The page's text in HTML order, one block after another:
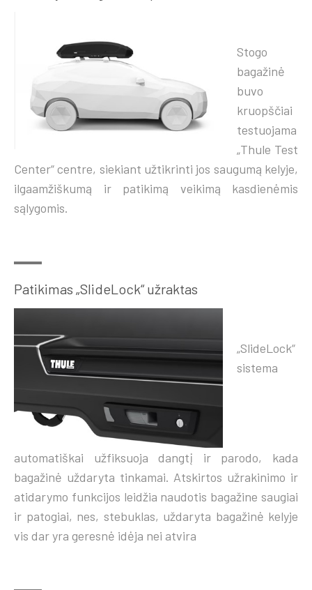
Stogo
bagažinė
buvo
kruopščiai
testuojama
„Thule Test
Center“ centre, siekiant užtikrinti jos saugumą kelyje,
ilgaamžiškumą ir patikimą veikimą kasdienėmis
sąlygomis.
Patikimas „SlideLock“ užraktas
„SlideLock“
sistema
automatiškai užfiksuoja dangtį ir parodo, kada
bagažinė uždaryta tinkamai. Atskirtos užrakinimo ir
atidarymo funkcijos leidžia naudotis bagažine saugiai
ir patogiai, nes, stebuklas, uždaryta bagažinė kelyje
vis dar yra geresnė idėja nei atvira